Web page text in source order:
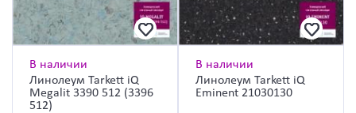
В наличии
Линолеум Tarkett iQ
Megalit 3390 512 (3396
512)
В наличии
Линолеум Tarkett iQ
Eminent 21030130